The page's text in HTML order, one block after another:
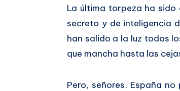
La última torpeza ha
secreto y de inteligencia
han salido a la luz todos
que mancha hasta las
Pero, señores, España